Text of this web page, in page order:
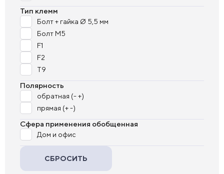
Тип клемм
Болт + гайка Ø 5,5 мм
Болт М5
F1
F2
T9
Полярность
обратная (- +)
прямая (+ -)
Сфера применения обобщенная
Дом и офис
СБРОСИТЬ